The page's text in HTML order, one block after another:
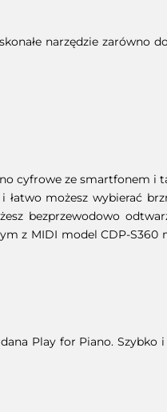
narzędzie zarówno
cyfrowe ze smartfonem i
możesz wybierać
bezprzewodowo
z MIDI model CDP-S360
Play for Piano. Szybko